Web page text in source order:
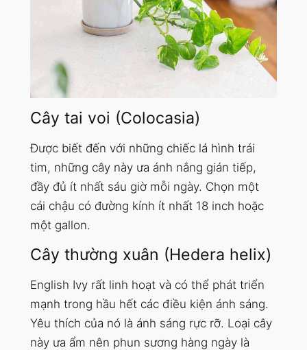
Cây tai voi (Colocasia)
Được biết đến với những chiếc lá hình trái
tim, những cây này ưa ánh nắng gián tiếp,
đầy đủ ít nhất sáu giờ mỗi ngày. Chọn một
cái chậu có đường kính ít nhất 18 inch hoặc
một gallon.
Cây thường xuân (Hedera helix)
English Ivy rất linh hoạt và có thể phát triển
mạnh trong hầu hết các điều kiện ánh sáng.
Yêu thích của nó là ánh sáng rực rỡ. Loại cây
này ưa ẩm nên phun sương hàng ngày là